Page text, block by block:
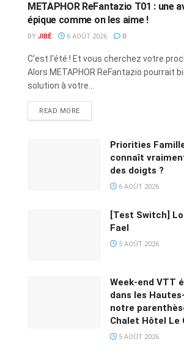
METAPHOR ReFantazio T01 : une
épique comme on les aime !
BY JIBÉ 6 AOÛT 2026 0
C'est l'été ! Et vous cherchez votre
Alors METAPHOR ReFantazio pourrait
solution à votre...
READ MORE
Priorities
connaît
des doigts ?
6 AOÛT 2026
[Test Switch]
Fael
5 AOÛT 2026
Week-end VTT
dans les
notre
Chalet Hôtel Le
5 AOÛT 2026